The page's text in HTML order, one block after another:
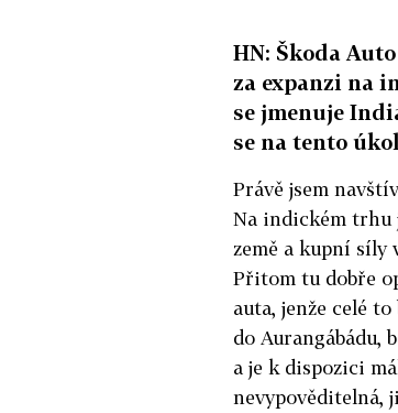
HN: Škoda
za expanzi na
se jmenuje
se na tento
Právě jsem
Na indickém trhu
země a kupní síly
Přitom tu dobře
auta, jenže celé
do Aurangábádu,
a je k dispozici
nevypověditelná,